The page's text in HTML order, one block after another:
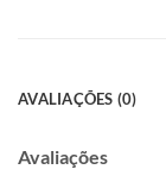
AVALIAÇÕES (0)
Avaliações